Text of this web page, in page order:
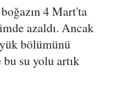
4 Mart'ta
azaldı. Ancak
bölümünü
bu su yolu artık